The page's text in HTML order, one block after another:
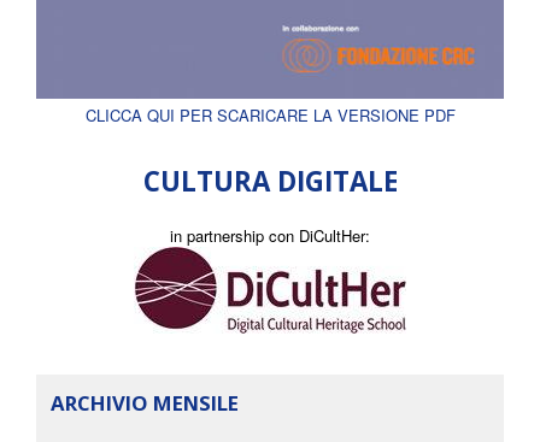
CLICCA QUI PER SCARICARE LA VERSIONE PDF
CULTURA DIGITALE
in partnership con DiCultHer:
ARCHIVIO MENSILE